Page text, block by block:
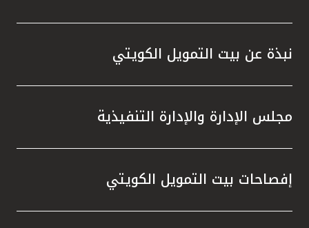
نبذة عن بيت التمويل الكويتي
مجلس الإدارة والإدارة التنفيذية
إفصاحات بيت التمويل الكويتي